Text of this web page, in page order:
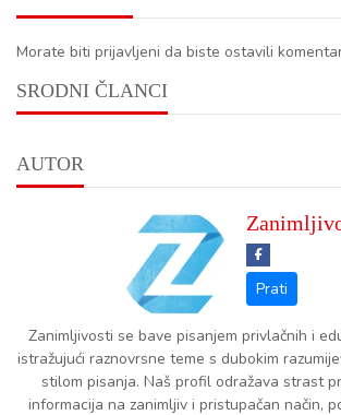
Morate biti prijavljeni da biste ostavili
SRODNI ČLANCI
AUTOR
Zanimljivosti se bave pisanjem privlačnih i
istražujući raznovrsne teme s dubokim
stilom pisanja. Naš profil odražava strast
informacija na zanimljiv i pristupačan način,